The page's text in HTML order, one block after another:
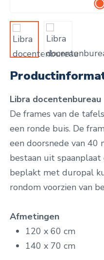
Libra docentenbureau
De frames van de
een ronde buis. De
een doorsnede van 40
bestaan uit
beplakt met duropal
rondom voorzien van
Afmetingen
120 x 60 cm
140 x 70 cm